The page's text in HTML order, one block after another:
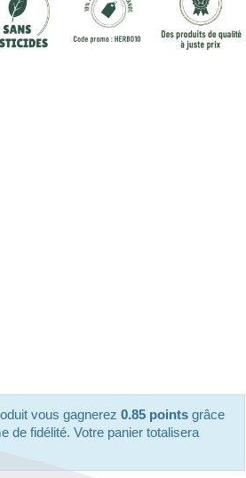
vous gagnerez0.85 points grâce
de fidélité. Votre panier totalisera